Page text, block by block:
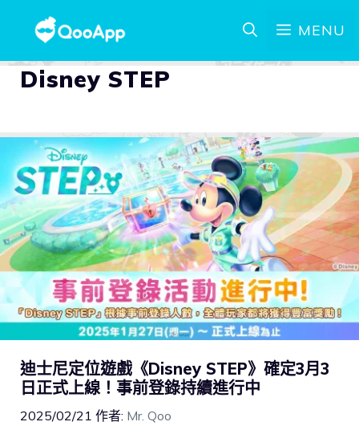
MENU
Disney STEP
迪士尼定位遊戲《Disney STEP》確定3月3
日正式上線！事前登錄持續進行中
2025/02/21 作者: Mr. Qoo